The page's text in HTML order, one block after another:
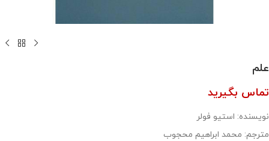
علم
تماس بگیرید
نویسنده: استیو فولر
مترجم: محمد ابراهیم محجوب